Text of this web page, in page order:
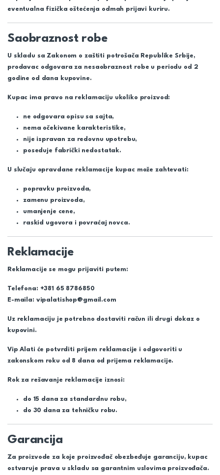
eventualna fizička oštećenja odmah prijavi kuriru.
Saobraznost robe
U skladu sa Zakonom o zaštiti potrošača Republike Srbije,
prodavac odgovara za nesaobraznost robe u periodu od 2
godine od dana kupovine.
Kupac ima pravo na reklamaciju ukoliko proizvod:
ne odgovara opisu sa sajta,
nema očekivane karakteristike,
nije ispravan za redovnu upotrebu,
poseduje fabrički nedostatak.
U slučaju opravdane reklamacije kupac može zahtevati:
popravku proizvoda,
zamenu proizvoda,
umanjenje cene,
raskid ugovora i povraćaj novca.
Reklamacije
Reklamacije se mogu prijaviti putem:
Telefona: +381 65 8786850
E-maila: vipalatishop@gmail.com
Uz reklamaciju je potrebno dostaviti račun ili drugi dokaz o
kupovini.
Vip Alati će potvrditi prijem reklamacije i odgovoriti u
zakonskom roku od 8 dana od prijema reklamacije.
Rok za rešavanje reklamacije iznosi:
do 15 dana za standardnu robu,
do 30 dana za tehničku robu.
Garancija
Za proizvode za koje proizvođač obezbeđuje garanciju, kupac
ostvaruje prava u skladu sa garantnim uslovima proizvođača.